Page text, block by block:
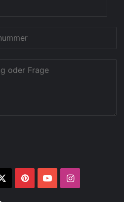
PinterestYouTubeInstagram